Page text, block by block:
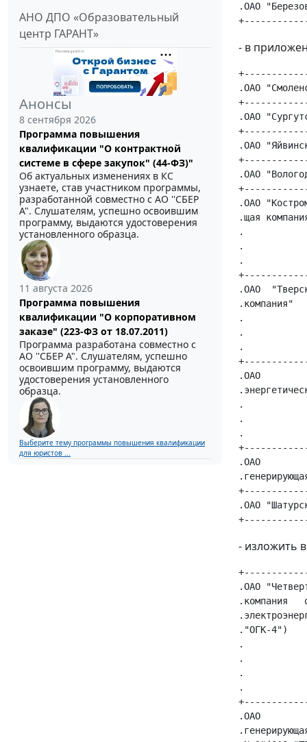
АНО ДПО «Образовательный
центр ГАРАНТ»
Анонсы
8 сентября 2026
Программа повышения
квалификации "О контрактной
системе в сфере закупок" (44-ФЗ)"
Об актуальных изменениях в КС
узнаете, став участником программы,
разработанной совместно с АО ''СБЕР
А". Слушателям, успешно освоившим
программу, выдаются удостоверения
установленного образца.
11 августа 2026
Программа повышения
квалификации "О корпоративном
заказе" (223-ФЗ от 18.07.2011)
Программа разработана совместно с
АО ''СБЕР А". Слушателям, успешно
освоившим программу, выдаются
удостоверения установленного
образца.
Выберите тему программы повышения квалификации
для юристов ...
.ОАО
- в
.ОАО
.ОАО
.ОАО
.ОАО
.ОАО
.щая
.
.
.
.ОАО
.
.
.
.ОАО
.
.
.
.ОАО
.ОАО
- изложить
.ОАО
."ОГК-
.
.
.
.
.ОАО